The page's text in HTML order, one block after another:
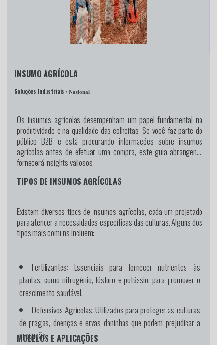
INSUMO AGRÍCOLA
Soluções Industriais / Nacional
Os insumos agrícolas desempenham um papel fundamental na
produtividade e na qualidade das colheitas. Se você faz parte do
público B2B e está procurando informações sobre insumos
agrícolas antes de efetuar uma compra, este guia abrangente
fornecerá insights valiosos.
TIPOS DE INSUMOS AGRÍCOLAS
Existem diversos tipos de insumos agrícolas, cada um projetado
para atender a necessidades específicas das culturas. Alguns dos
tipos mais comuns incluem:
Fertilizantes: Essenciais para fornecer nutrientes às
plantas, como nitrogênio, fósforo e potássio, para promover o
crescimento saudável.
Defensivos Agrícolas:Utilizados para proteger as culturas
de pragas, doenças e ervas daninhas que podem prejudicar a
produção.
MODELOS E APLICAÇÕES